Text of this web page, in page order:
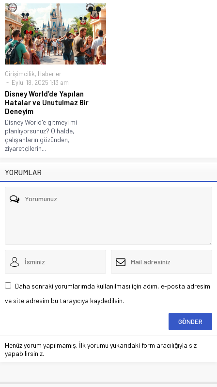
Girişimcilik, Haberler
Eylül 18, 2025 1:13 am
Disney World’de Yapılan
Hatalar ve Unutulmaz Bir
Deneyim
Disney World'e gitmeyi mi
planlıyorsunuz? O halde,
çalışanların gözünden,
ziyaretçilerin...
YORUMLAR
Daha sonraki yorumlarımda kullanılması için adım, e-posta adresim
ve site adresim bu tarayıcıya kaydedilsin.
Henüz yorum yapılmamış. İlk yorumu yukarıdaki form aracılığıyla siz
yapabilirsiniz.